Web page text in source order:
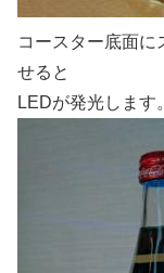
コースター底面
せると
LEDが発光します。